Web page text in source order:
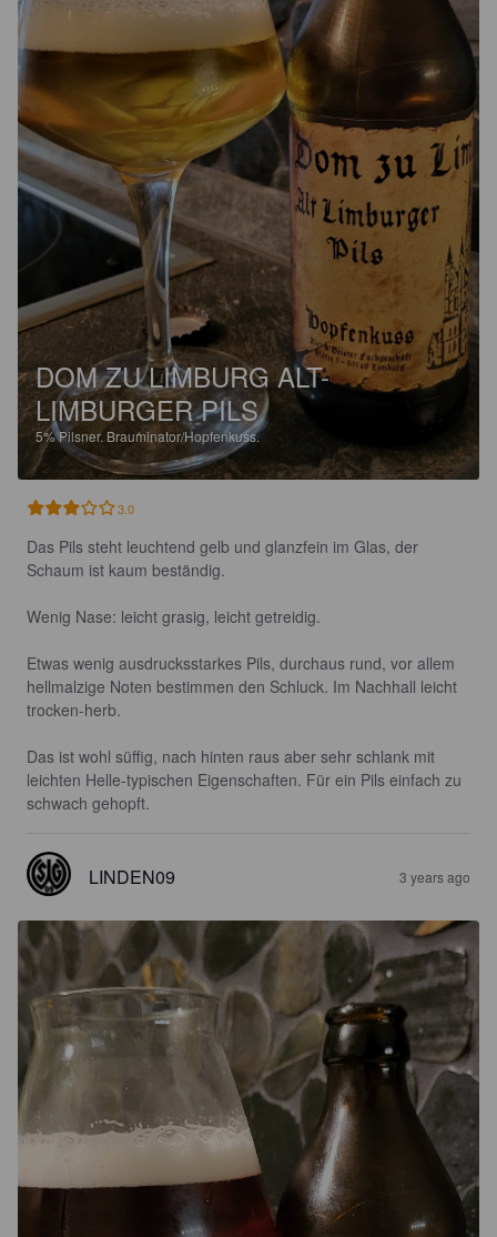
DOM ZU LIMBURG ALT-
LIMBURGER PILS
5%Pilsner. Brauminator/Hopfenkuss.
3.0
Das Pils steht leuchtend gelb und glanzfein im Glas, der
Schaum ist kaum beständig.
Wenig Nase: leicht grasig, leicht getreidig.
Etwas wenig ausdrucksstarkes Pils, durchaus rund, vor allem
hellmalzige Noten bestimmen den Schluck. Im Nachhall leicht
trocken-herb.
Das ist wohl süffig, nach hinten raus aber sehr schlank mit
leichten Helle-typischen Eigenschaften. Für ein Pils einfach zu
schwach gehopft.
LINDEN09 3 years ago